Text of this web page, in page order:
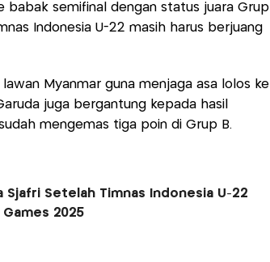
babak semifinal dengan status juara Grup
Indonesia U-22 masih harus berjuang
Myanmar guna menjaga asa lolos ke
juga bergantung kepada hasil
mengemas tiga poin di Grup B.
Sjafri Setelah Timnas Indonesia U-22
Games 2025